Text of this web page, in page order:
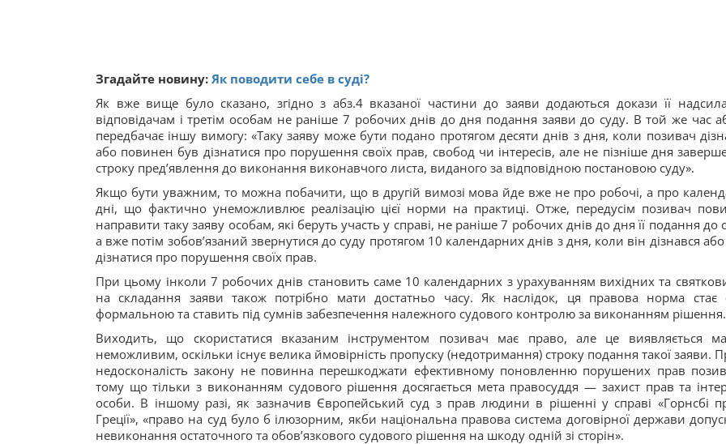
Згадайте новину: Як поводити себе в суді?
Як вже вище було сказано, згідно з абз.4 вказаної частини до заяви додаються докази її
відповідачам і третім особам не раніше 7 робочих днів до дня подання заяви до суду. В той же час
передбачає іншу вимогу: «Таку заяву може бути подано протягом десяти днів з дня, коли позивач
або повинен був дізнатися про порушення своїх прав, свобод чи інтересів, але не пізніше дня
строку пред’явлення до виконання виконавчого листа, виданого за відповідною постановою суду».
Якщо бути уважним, то можна побачити, що в другій вимозі мова йде вже не про робочі, а про
дні, що фактично унеможливлює реалізацію цієї норми на практиці. Отже, передусім позивач
направити таку заяву особам, які беруть участь у справі, не раніше 7 робочих днів до дня її подання до
а вже потім зобов’язаний звернутися до суду протягом 10 календарних днів з дня, коли він дізнався
дізнатися про порушення своїх прав.
При цьому інколи 7 робочих днів становить саме 10 календарних з урахуванням вихідних та
на складання заяви також потрібно мати достатньо часу. Як наслідок, ця правова норма стає
формальною та ставить під сумнів забезпечення належного судового контролю за виконанням рішення.
Виходить, що скористатися вказаним інструментом позивач має право, але це виявляється
неможливим, оскільки існує велика ймовірність пропуску (недотримання) строку подання такої заяви.
недосконалість закону не повинна перешкоджати ефективному поновленню порушених прав
тому що тільки з виконанням судового рішення досягається мета правосуддя — захист прав та
особи. В іншому разі, як зазначив Європейський суд з прав людини в рішенні у справі «Горнсбі
Греції», «право на суд було б ілюзорним, якби національна правова система договірної держави
невиконання остаточного та обов’язкового судового рішення на шкоду одній зі сторін».